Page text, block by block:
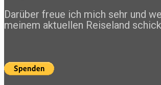
Darüber freue ich mich sehr und
meinem aktuellen Reiseland